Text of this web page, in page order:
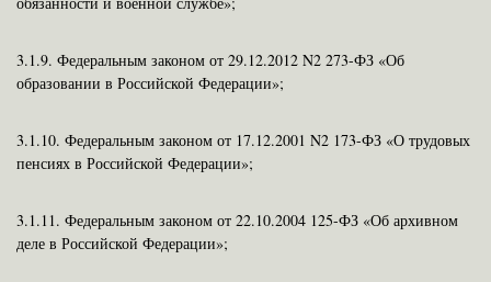
3.1.9. Федеральным законом от 29.12.2012 N2 273-ФЗ «Об
образовании в Российской Федерации»;
3.1.10. Федеральным законом от 17.12.2001 N2 173-ФЗ «О трудовых
пенсиях в Российской Федерации»;
3.1.11. Федеральным законом от 22.10.2004 125-ФЗ «Об архивном
деле в Российской Федерации»;